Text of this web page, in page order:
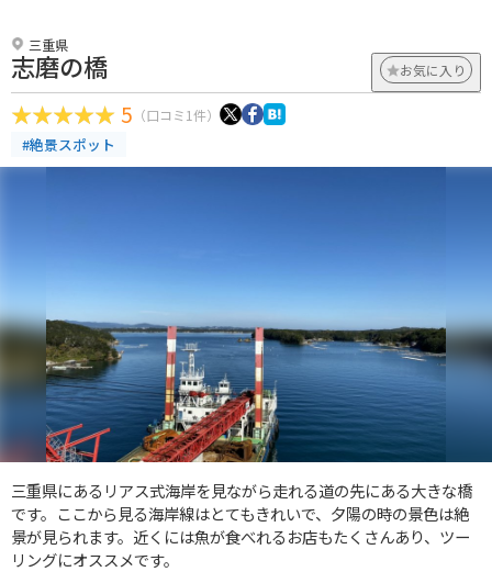
三重県
志磨の橋 お気に入り
5 （口コミ1件）
#絶景スポット
三重県にあるリアス式海岸を見ながら走れる道の先にある大きな橋
です。ここから見る海岸線はとてもきれいで、夕陽の時の景色は絶
景が見られます。近くには魚が食べれるお店もたくさんあり、ツー
リングにオススメです。